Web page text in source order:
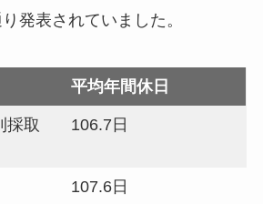
発表されていました。
平均年間休日
採取
106.7日
107.6日